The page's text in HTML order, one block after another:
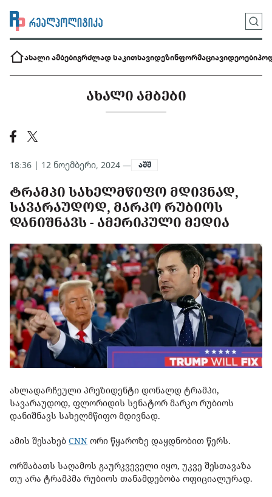
ახალი ამბებიგრძლად საკითხავიდეზინფორმაციავიდეოები
ᲐᲮᲐᲚᲘ ᲐᲛᲑᲔᲑᲘ
18:36 | 12 ნოემბერი, 2024 — აშშ
ᲢᲠᲐᲛᲞᲘ ᲡᲐᲮᲔᲚᲛᲬᲘᲤᲝ ᲛᲓᲘᲕᲜᲐᲓ,
ᲡᲐᲕᲐᲠᲐᲣᲓᲝᲓ, ᲛᲐᲠᲙᲝ ᲠᲣᲑᲘᲝᲡ
ᲓᲐᲜᲘᲨᲜᲐᲕᲡ - ᲐᲛᲔᲠᲘᲙᲣᲚᲘ ᲛᲔᲓᲘᲐ
ახლადარჩეული პრეზიდენტი დონალდ ტრამპი,
სავარაუდოდ, ფლორიდის სენატორ მარკო რუბიოს
დანიშნავს სახელმწიფო მდივნად.
ამის შესახებ CNN ორი წყაროზე დაყდნობით წერს.
ორშაბათს საღამოს გაურკვეველი იყო, უკვე შესთავაზა
თუ არა ტრამპმა რუბიოს თანამდებობა ოფიციალურად.